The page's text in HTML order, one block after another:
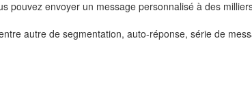
pouvez envoyer un message personnalisé à des
autre de segmentation, auto-réponse, série de